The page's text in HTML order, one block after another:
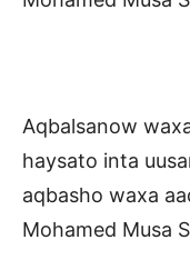
17-
Aqbalsanow
haysato inta
aqbasho waxa
Mohamed Musa